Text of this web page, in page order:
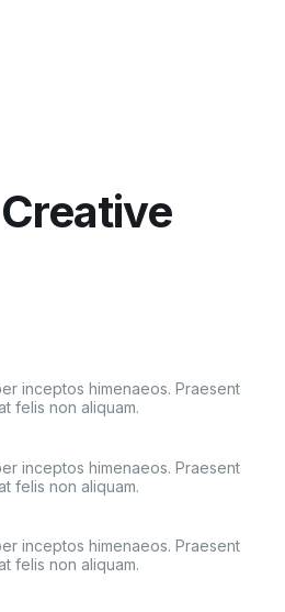
inceptos himenaeos. Praesent
felis non aliquam.
inceptos himenaeos. Praesent
felis non aliquam.
inceptos himenaeos. Praesent
felis non aliquam.